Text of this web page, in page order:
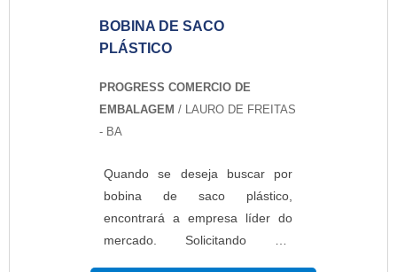
BOBINA DE SACO
PLÁSTICO
PROGRESS COMERCIO DE
EMBALAGEM / LAURO DE FREITAS
- BA
Quando se deseja buscar por
bobina de saco plástico,
encontrará a empresa líder do
mercado. Solicitando um